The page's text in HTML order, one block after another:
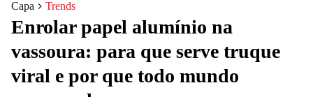
Capa Trends
Enrolar papel alumínio na
vassoura: para que serve truque
viral e por que todo mundo